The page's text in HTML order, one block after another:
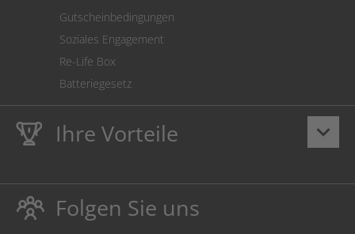
Gutscheinbedingungen
Soziales Engagement
Re-Life Box
Batteriegesetz
keyboard_arrow_down
Ihre Vorteile
LebenslangeHausmarke Garantieauf Toner und Tinte
schützt auch Ihren Drucker.
Umweltfreundlich dadurch Abfallvermeidung.
Folgen Sie uns